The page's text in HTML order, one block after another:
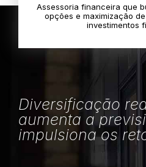
Assessoria financeira que
opções e maximização
investimentos
Diversificação
aumenta a
impulsiona os